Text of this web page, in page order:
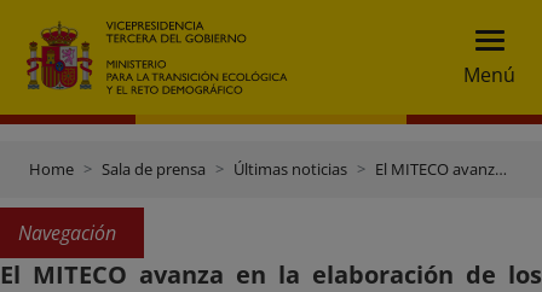
Menú
Home Sala de prensa Últimas noticias El MITECO avanza en la elaboración de los nuevos Planes de Ordenación del Espacio Marítimo
Navegación
El MITECO avanza en la elaboración de los